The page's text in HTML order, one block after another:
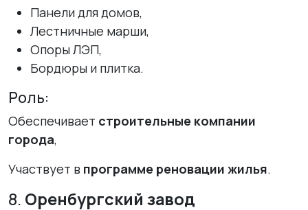
Панели для домов,
Лестничные марши,
Опоры ЛЭП,
Бордюры и плитка.
Роль:
Обеспечивает строительные компании
города,
Участвует в программе реновации жилья.
8. Оренбургский завод